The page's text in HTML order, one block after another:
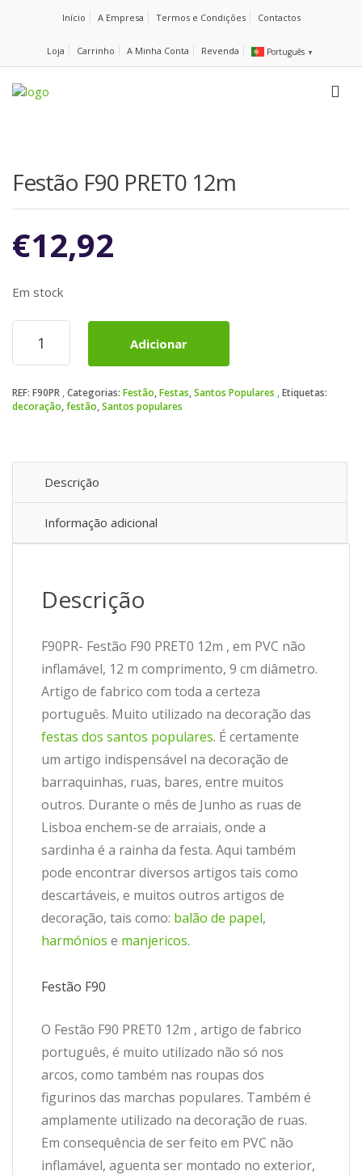
Início A Empresa Termos e Condições Contactos
Loja Carrinho A Minha Conta Revenda Português ▼
Festão F90 PRET0 12m
€12,92
Em stock
Quantidade
Festão
PRET0
12m
Adicionar
REF: F90PR Categorias: Festão,Festas,Santos Populares Etiquetas:
decoração,festão,Santos populares
Descrição
Informação adicional
Descrição
F90PR- Festão F90 PRET0 12m , em PVC não
inflamável, 12 m comprimento, 9 cm diâmetro.
Artigo de fabrico com toda a certeza
português. Muito utilizado na decoração das
festas dos santos populares. É certamente
um artigo indispensável na decoração de
barraquinhas, ruas, bares, entre muitos
outros. Durante o mês de Junho as ruas de
Lisboa enchem-se de arraiais, onde a
sardinha é a rainha da festa. Aqui também
pode encontrar diversos artigos tais como
descartáveis, e muitos outros artigos de
decoração, tais como: balão de papel,
harmónios e manjericos.
Festão F90
O Festão F90 PRET0 12m , artigo de fabrico
português, é muito utilizado não só nos
arcos, como também nas roupas dos
figurinos das marchas populares. Também é
amplamente utilizado na decoração de ruas.
Em consequência de ser feito em PVC não
inflamável, aguenta ser montado no exterior,